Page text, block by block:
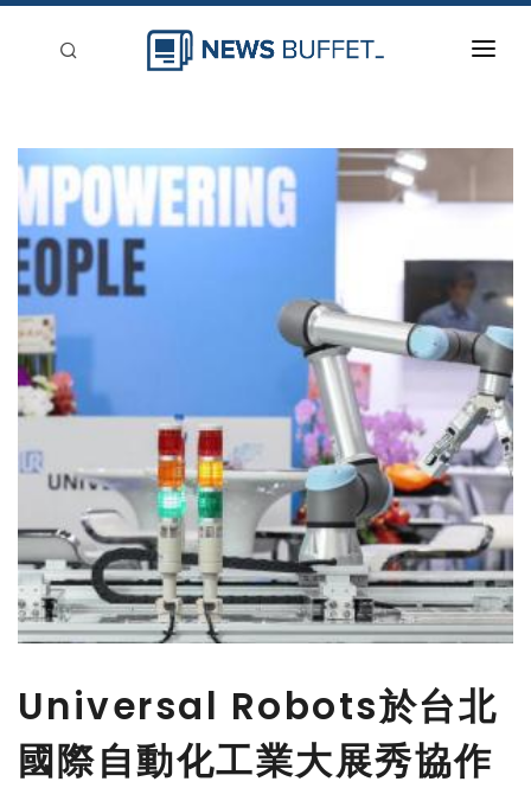
新聞稿分類
登入
刊登
Universal Robots於台北
國際自動化工業大展秀協作